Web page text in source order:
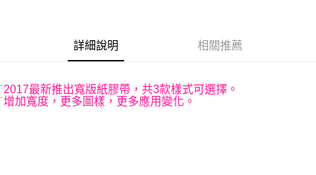
詳細說明 相關推薦
˙2017最新推出寬版紙膠帶，共3款樣式可選擇。
˙增加寬度，更多圖樣，更多應用變化。